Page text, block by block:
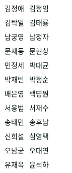
김정애 김정임
김탁일
김태룡
남궁영
남정자
문재동 문현상
민정세 박대균
박재빈
박정순
배은영
백명원
서응범
서재수
송태민 송후남
신희설
심영택
오남균 오대연
유재옥 윤석하